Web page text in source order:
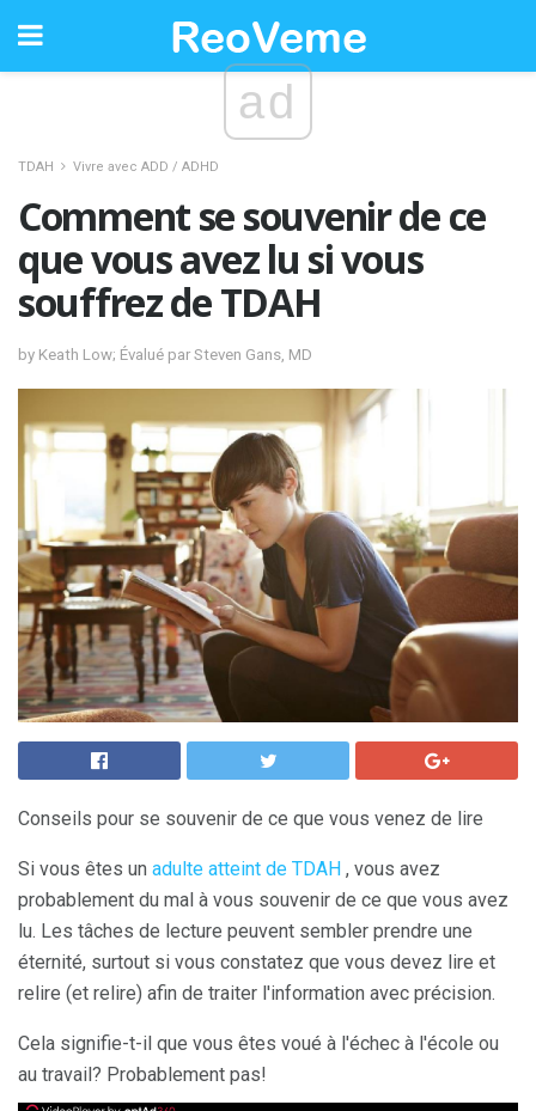
ad
TDAH Vivre avec ADD / ADHD
Comment se souvenir de ce
que vous avez lu si vous
souffrez de TDAH
by Keath Low; Évalué par Steven Gans, MD
Conseils pour se souvenir de ce que vous venez de lire
Si vous êtes un adulte atteint de TDAH , vous avez
probablement du mal à vous souvenir de ce que vous avez
lu. Les tâches de lecture peuvent sembler prendre une
éternité, surtout si vous constatez que vous devez lire et
relire (et relire) afin de traiter l'information avec précision.
Cela signifie-t-il que vous êtes voué à l'échec à l'école ou
au travail? Probablement pas!